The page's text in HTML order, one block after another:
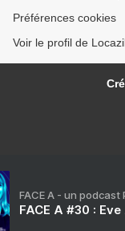
Préférences cookies
Voir le profil de
FACE A - un podcast
FACE A #30 :